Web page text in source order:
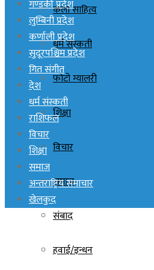
कला साहित्य
धर्म संस्कती
फोटो ग्यालरी
शिक्षा
विचार
समाज
संबाद
हवाई/इन्धन
गण्डकी प्रदेश
लुम्बिनी प्रदेश
कर्णाली प्रदेश
सुदूरपश्चिम प्रदेश
गित संगीत
देश
धर्म संस्कती
राशिफल
विचार
शिक्षा
समाज
अन्तराष्ट्रिय समाचार
खेलकुद